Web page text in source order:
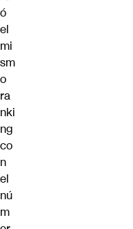
ó
el
mi
sm
o
ra
nki
ng
co
n
el
nú
m